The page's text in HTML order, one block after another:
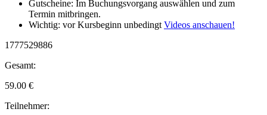
Gutscheine: Im Buchungsvorgang auswählen und zum
Termin mitbringen.
Wichtig: vor Kursbeginn unbedingtVideos anschauen!
1777529886
Gesamt:
59.00 €
Teilnehmer: